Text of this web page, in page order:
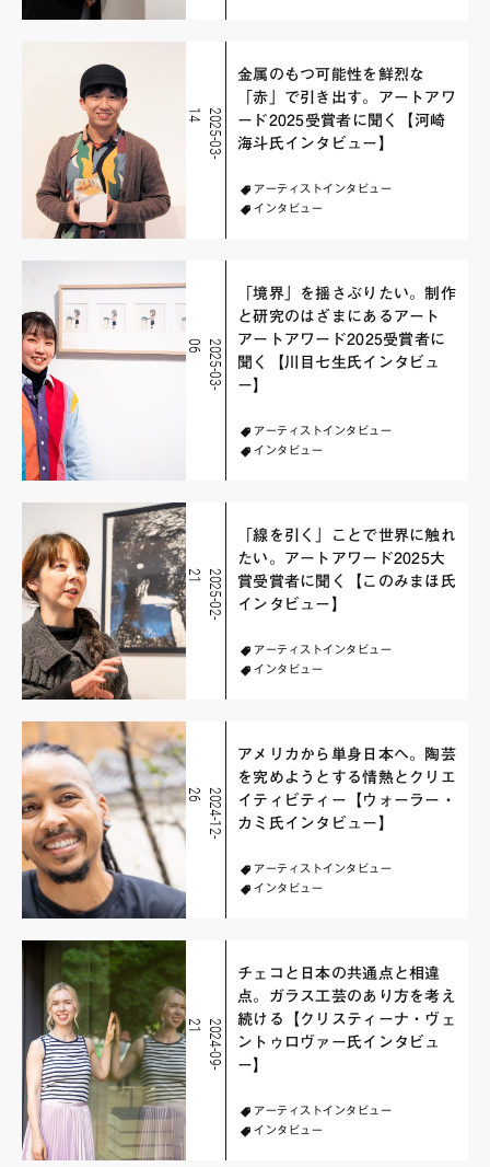
2
0
2
5
-
0
3
-
1
4
金属のもつ可能性を鮮烈な
「赤」で引き出す。アートアワ
ード2025受賞者に聞く【河崎
海斗氏インタビュー】
アーティストインタビュー
インタビュー
2
0
2
5
-
0
3
-
0
6
「境界」を揺さぶりたい。制作
と研究のはざまにあるアート
アートアワード2025受賞者に
聞く【川目七生氏インタビュ
ー】
アーティストインタビュー
インタビュー
2
0
2
5
-
0
2
-
2
1
「線を引く」ことで世界に触れ
たい。アートアワード2025大
賞受賞者に聞く【このみまほ氏
インタビュー】
アーティストインタビュー
インタビュー
2
0
2
4
-
1
2
-
2
6
アメリカから単身日本へ。陶芸
を究めようとする情熱とクリエ
イティビティー【ウォーラー・
カミ氏インタビュー】
アーティストインタビュー
インタビュー
2
0
2
4
-
0
9
-
2
1
チェコと日本の共通点と相違
点。ガラス工芸のあり方を考え
続ける【クリスティーナ・ヴェ
ントゥロヴァー氏インタビュ
ー】
アーティストインタビュー
インタビュー